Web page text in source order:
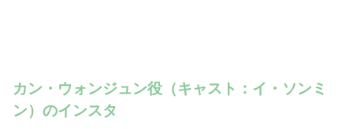
カン・ウォンジュン役（キャスト：イ・ソンミ
ン）のインスタ